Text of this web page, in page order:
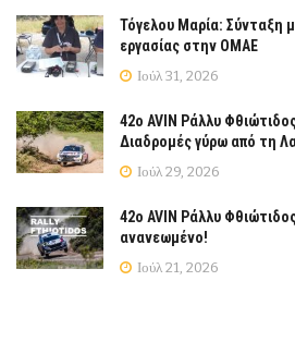
Τόγελου Μαρία: Σύνταξη
εργασίας στην ΟΜΑΕ
Ιούλ 31, 2026
42ο AVIN Ράλλυ
Διαδρομές γύρω από τη
Ιούλ 29, 2026
42ο AVIN Ράλλυ
ανανεωμένο!
Ιούλ 21, 2026